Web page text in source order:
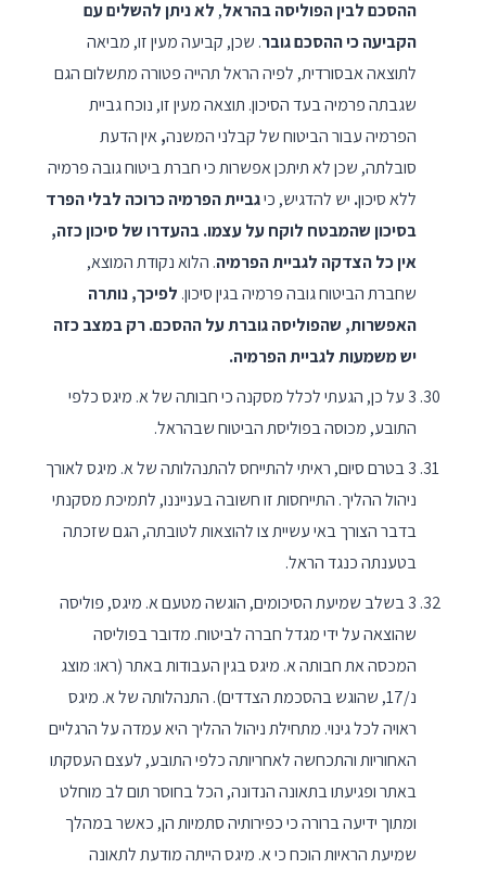
ההסכם לבין הפוליסה בהראל, לא ניתן להשלים עם
הקביעה כי ההסכם גובר. שכן, קביעה מעין זו, מביאה
לתוצאה אבסורדית, לפיה הראל תהייה פטורה מתשלום הגם
שגבתה פרמיה בעד הסיכון. תוצאה מעין זו, נוכח גביית
הפרמיה עבור הביטוח של קבלני המשנה,אין הדעת
סובלתה, שכן לא תיתכן אפשרות כי חברת ביטוח גובה פרמיה
ללא סיכון. יש להדגיש, כיגביית הפרמיה כרוכה לבלי הפרד
בסיכון שהמבטח לוקח על עצמו. בהעדרו של סיכון כזה,
אין כל הצדקה לגביית הפרמיה. הלוא נקודת המוצא,
שחברת הביטוח גובה פרמיה בגין סיכון. לפיכך, נותרה
האפשרות, שהפוליסה גוברת על ההסכם. רק במצב כזה
יש משמעות לגביית הפרמיה.
3 על כן, הגעתי לכלל מסקנה כי חבותה של א. מיגס כלפי
התובע, מכוסה בפוליסת הביטוח שבהראל.
3 בטרם סיום, ראיתי להתייחס להתנהלותה של א. מיגס לאורך
ניהול ההליך. התייחסות זו חשובה בענייננו, לתמיכת מסקנתי
בדבר הצורך באי עשיית צו להוצאות לטובתה, הגם שזכתה
בטענתה כנגד הראל.
3 בשלב שמיעת הסיכומים, הוגשה מטעם א. מיגס, פוליסה
שהוצאה על ידי מגדל חברה לביטוח. מדובר בפוליסה
המכסה את חבותה א. מיגס בגין העבודות באתר (ראו: מוצג
נ/17, שהוגש בהסכמת הצדדים). התנהלותה של א. מיגס
ראויה לכל גינוי. מתחילת ניהול ההליך היא עמדה על הרגליים
האחוריות והתכחשה לאחריותה כלפי התובע, לעצם העסקתו
באתר ופגיעתו בתאונה הנדונה, הכל בחוסר תום לב מוחלט
ומתוך ידיעה ברורה כי כפירותיה סתמיות הן, כאשר במהלך
שמיעת הראיות הוכח כי א. מיגס הייתה מודעת לתאונה